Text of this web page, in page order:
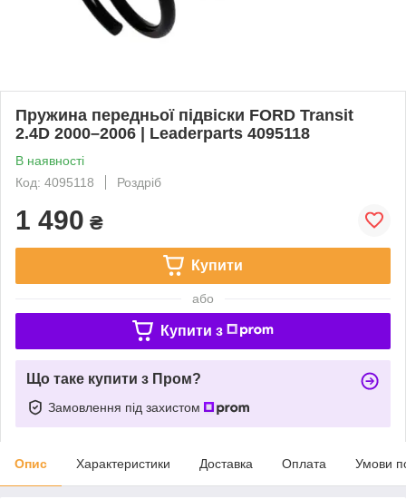
Пружина передньої підвіски FORD Transit
2.4D 2000–2006 | Leaderparts 4095118
В наявності
Код: 4095118
Роздріб
1 490 ₴
Купити
або
Купити з
Що таке купити з Пром?
Замовлення під захистом
Опис Характеристики Доставка Оплата Умови